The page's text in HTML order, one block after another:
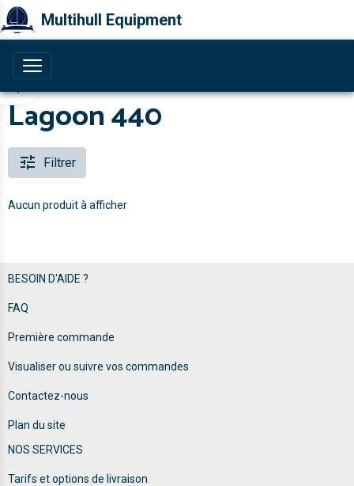
Multihull Equipment
Lagoon 440
Filtrer
Aucun produit à afficher
BESOIN D'AIDE ?
FAQ
Première commande
Visualiser ou suivre vos commandes
Contactez-nous
Plan du site
NOS SERVICES
Tarifs et options de livraison